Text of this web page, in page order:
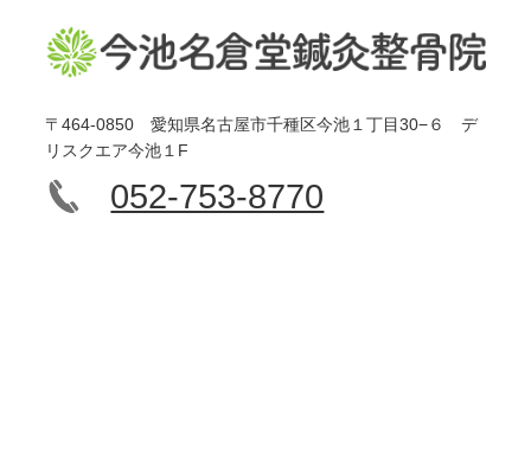
〒464-0850 愛知県名古屋市千種区今池１丁目30−６ デ
リスクエア今池１F
052-753-8770